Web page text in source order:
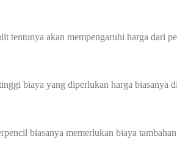
tentunya akan mempengaruhi harga dari
biaya yang diperlukan harga
biasanya memerlukan biaya